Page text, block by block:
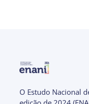
O Estudo Nacional